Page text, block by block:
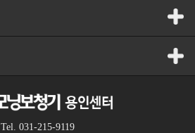
Tel. 031-215-9119